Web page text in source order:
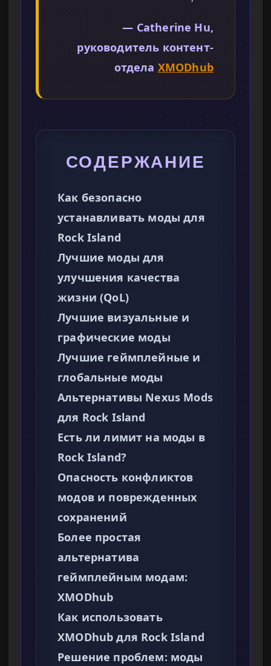
— Catherine Hu,
руководитель контент-
отдела XMODhub
СОДЕРЖАНИЕ
Как безопасно
устанавливать моды для
Rock Island
Лучшие моды для
улучшения качества
жизни (QoL)
Лучшие визуальные и
графические моды
Лучшие геймплейные и
глобальные моды
Альтернативы Nexus Mods
для Rock Island
Есть ли лимит на моды в
Rock Island?
Опасность конфликтов
модов и поврежденных
сохранений
Более простая
альтернатива
геймплейным модам:
XMODhub
Как использовать
XMODhub для Rock Island
Решение проблем: моды